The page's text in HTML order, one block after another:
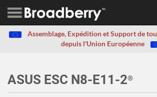
Assemblage, Expédition et Support de
depuis l'Union Européenne
ASUS ESC N8-E11-2®